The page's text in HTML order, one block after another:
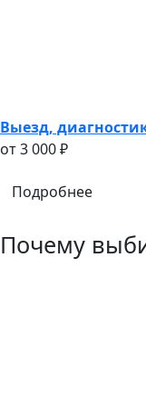
Выезд,
oт 3 000 ₽
Подробнее
Почему